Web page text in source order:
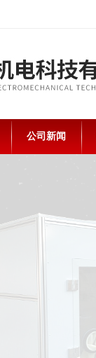
公司新闻